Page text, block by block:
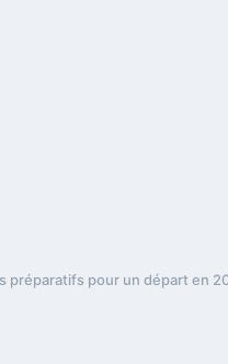
préparatifs pour un départ en